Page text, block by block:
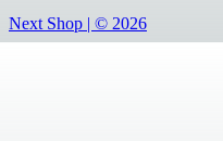
Next Shop | © 2026